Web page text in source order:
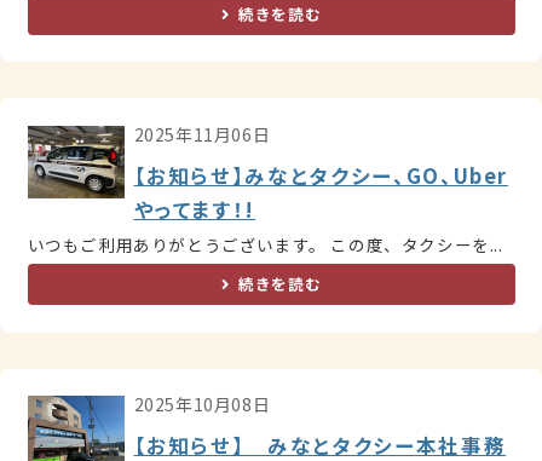
続きを読む
2025年11月06日
【お知らせ】みなとタクシー、GO、Uber
やってます！!
いつもご利用ありがとうございます。 この度、タクシーを...
続きを読む
2025年10月08日
【お知らせ】 みなとタクシー本社事務